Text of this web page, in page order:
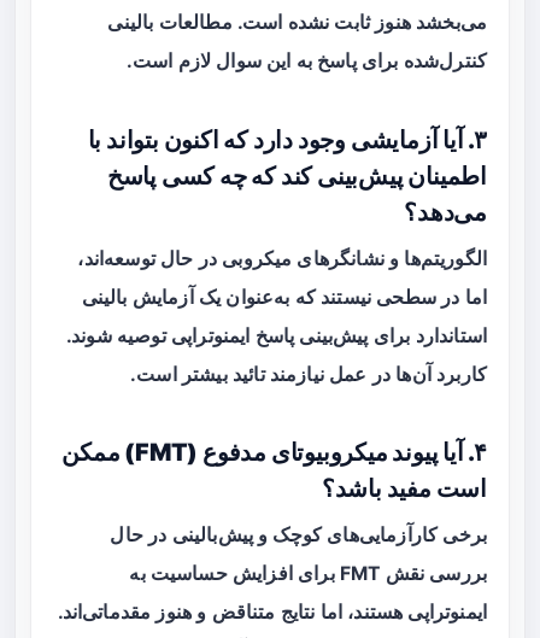
می‌بخشد هنوز ثابت نشده است. مطالعات بالینی
کنترل‌شده برای پاسخ به این سوال لازم است.
۳. آیا آزمایشی وجود دارد که اکنون بتواند با
اطمینان پیش‌بینی کند که چه کسی پاسخ
می‌دهد؟
الگوریتم‌ها و نشانگرهای میکروبی در حال توسعه‌اند،
اما در سطحی نیستند که به‌عنوان یک آزمایش بالینی
استاندارد برای پیش‌بینی پاسخ ایمنوتراپی توصیه شوند.
کاربرد آن‌ها در عمل نیازمند تائید بیشتر است.
۴. آیا پیوند میکروبیوتای مدفوع (FMT) ممکن
است مفید باشد؟
برخی کارآزمایی‌های کوچک و پیش‌بالینی در حال
بررسی نقش FMT برای افزایش حساسیت به
ایمنوتراپی هستند، اما نتایج متناقض و هنوز مقدماتی‌اند.